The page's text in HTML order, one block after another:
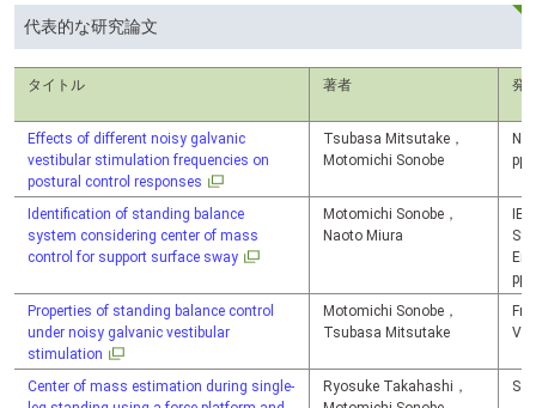
代表的な研究論文
タイトル 著者 発
Effects of different noisy galvanic
vestibular stimulation frequencies on
postural control responses
Tsubasa Mitsutake，
Motomichi Sonobe
Identification of standing balance
system considering center of mass
control for support surface sway
Motomichi Sonobe，
Naoto Miura
Properties of standing balance control
under noisy galvanic vestibular
stimulation
Motomichi Sonobe，
Tsubasa Mitsutake
Center of mass estimation during single-
Ryosuke Takahashi，